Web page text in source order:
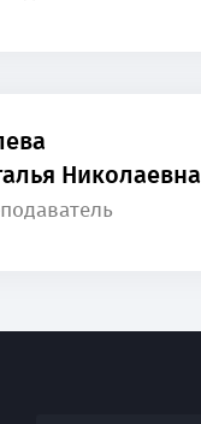
Николаевна